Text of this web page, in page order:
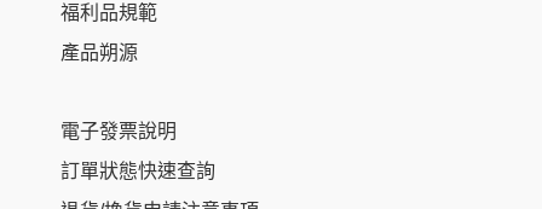
福利品規範
產品朔源
電子發票說明
訂單狀態快速查詢